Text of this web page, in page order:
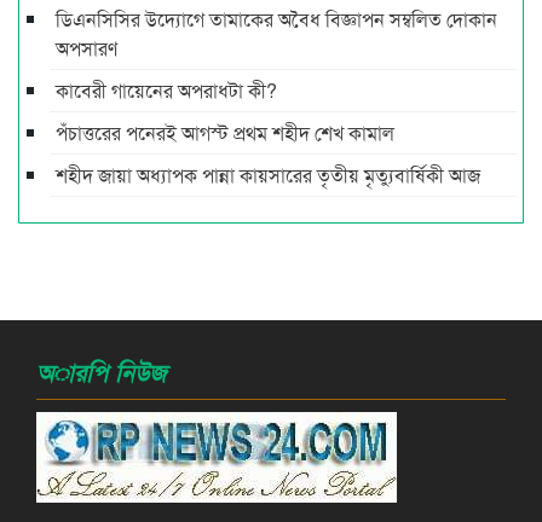
ডিএনসিসির উদ্যোগে তামাকের অবৈধ বিজ্ঞাপন সম্বলিত দোকান
অপসারণ
কাবেরী গায়েনের অপরাধটা কী?
পঁচাত্তরের পনেরই আগস্ট প্রথম শহীদ শেখ কামাল
শহীদ জায়া অধ্যাপক পান্না কায়সারের তৃতীয় মৃত্যুবার্ষিকী আজ
অারপি নিউজ